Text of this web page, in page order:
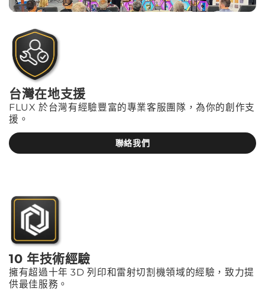
台灣在地支援
FLUX 於台灣有經驗豐富的專業客服團隊，為你的創作支
援。
聯絡我們
10 年技術經驗
擁有超過十年 3D 列印和雷射切割機領域的經驗，致力提
供最佳服務。